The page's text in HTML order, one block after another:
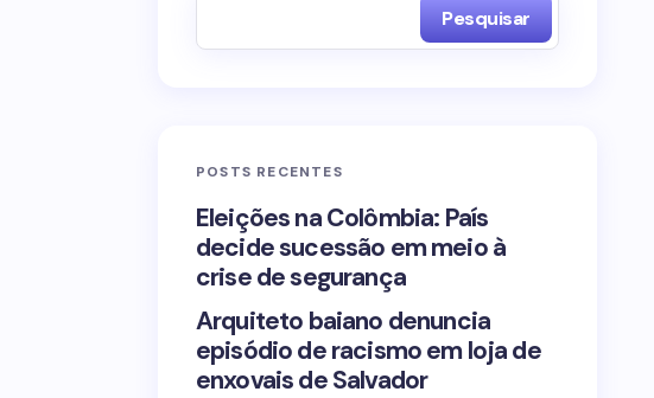
Pesquisar
POSTS RECENTES
Eleições na Colômbia: País
decide sucessão em meio à
crise de segurança
Arquiteto baiano denuncia
episódio de racismo em loja de
enxovais de Salvador